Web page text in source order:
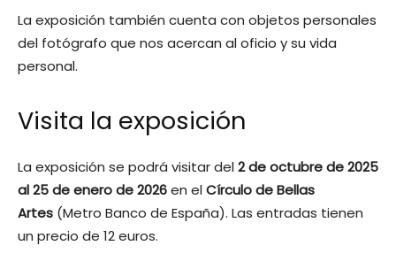
La exposición también cuenta con objetos personales
del fotógrafo que nos acercan al oficio y su vida
personal.
Visita la exposición
La exposición se podrá visitar del2 de octubre de 2025
al 25 de enero de 2026en elCírculo de Bellas
Artes (Metro Banco de España). Las entradas tienen
un precio de 12 euros.